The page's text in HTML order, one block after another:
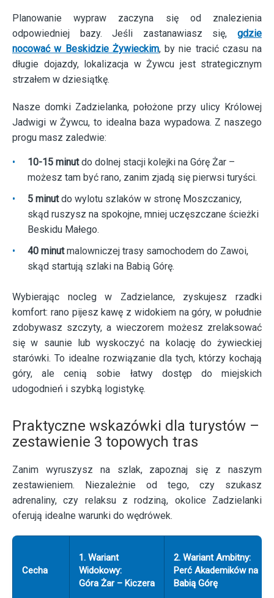
Planowanie wypraw zaczyna się od znalezienia
odpowiedniej bazy. Jeśli zastanawiasz się, gdzie
nocować w Beskidzie Żywieckim, by nie tracić czasu na
długie dojazdy, lokalizacja w Żywcu jest strategicznym
strzałem w dziesiątkę.
Nasze domki Zadzielanka, położone przy ulicy Królowej
Jadwigi w Żywcu, to idealna baza wypadowa. Z naszego
progu masz zaledwie:
• 10-15 minutdo dolnej stacji kolejki na Górę Żar –
możesz tam być rano, zanim zjadą się pierwsi turyści.
•
5 minutdo wylotu szlaków w stronę Moszczanicy,
skąd ruszysz na spokojne, mniej uczęszczane ścieżki
Beskidu Małego.
•
40 minutmalowniczej trasy samochodem do Zawoi,
skąd startują szlaki na Babią Górę.
Wybierając nocleg w Zadzielance, zyskujesz rzadki
komfort: rano pijesz kawę z widokiem na góry, w południe
zdobywasz szczyty, a wieczorem możesz zrelaksować
się w saunie lub wyskoczyć na kolację do żywieckiej
starówki. To idealne rozwiązanie dla tych, którzy kochają
góry, ale cenią sobie łatwy dostęp do miejskich
udogodnień i szybką logistykę.
Praktyczne wskazówki dla turystów –
zestawienie 3 topowych tras
Zanim wyruszysz na szlak, zapoznaj się z naszym
zestawieniem. Niezależnie od tego, czy szukasz
adrenaliny, czy relaksu z rodziną, okolice Zadzielanki
oferują idealne warunki do wędrówek.
Cecha
1. Wariant
Widokowy:
Góra Żar – Kiczera
2. Wariant Ambitny:
Perć Akademików na
Babią Górę